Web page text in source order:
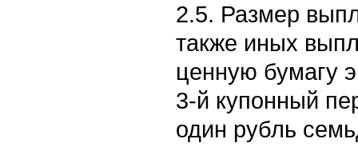
2.5. Размер
также иных
ценную бумагу
3-й купонный
один рубль